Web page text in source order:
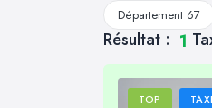
Département 67
Résultat : 1
TOP